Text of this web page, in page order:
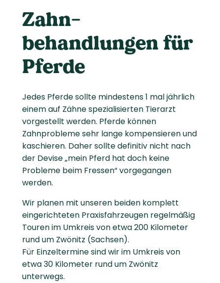
Zahn­
behandlungen für
Pferde
Jedes Pferde sollte mindestens 1 mal jährlich
einem auf Zähne spezialisierten Tierarzt
vorgestellt werden. Pferde können
Zahnprobleme sehr lange kompensieren und
kaschieren. Daher sollte definitiv nicht nach
der Devise „mein Pferd hat doch keine
Probleme beim Fressen“ vorgegangen
werden.
Wir planen mit unseren beiden komplett
eingerichteten Praxisfahrzeugen regelmäßig
Touren im Umkreis von etwa 200 Kilometer
rund um Zwönitz (Sachsen).
Für Einzeltermine sind wir im Umkreis von
etwa 30 Kilometer rund um Zwönitz
unterwegs.